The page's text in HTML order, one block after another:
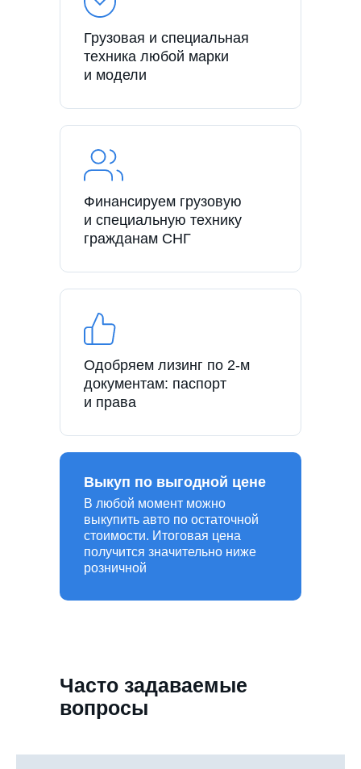
Грузовая и специальная
техника любой марки
и модели
Финансируем грузовую
и специальную технику
гражданам СНГ
Одобряем лизинг по 2-м
документам: паспорт
и права
В любой момент можно
выкупить авто по остаточной
стоимости. Итоговая цена
получится значительно ниже
розничной
Выкуп по выгодной цене
Часто задаваемые
вопросы